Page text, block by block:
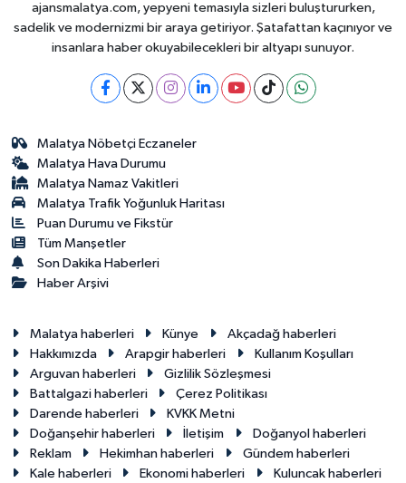
ajansmalatya.com, yepyeni temasıyla sizleri buluştururken,
sadelik ve modernizmi bir araya getiriyor. Şatafattan kaçınıyor ve
insanlara haber okuyabilecekleri bir altyapı sunuyor.
Malatya Nöbetçi Eczaneler
Malatya Hava Durumu
Malatya Namaz Vakitleri
Malatya Trafik Yoğunluk Haritası
Puan Durumu ve Fikstür
Tüm Manşetler
Son Dakika Haberleri
Haber Arşivi
Malatya haberleri Künye
Akçadağ haberleri
Hakkımızda
Arapgir haberleri
Kullanım Koşulları
Arguvan haberleri
Gizlilik Sözleşmesi
Battalgazi haberleri
Çerez Politikası
Darende haberleri
KVKK Metni
Doğanşehir haberleri
İletişim
Doğanyol haberleri
Reklam
Hekimhan haberleri
Gündem haberleri
Kale haberleri
Ekonomi haberleri
Kuluncak haberleri